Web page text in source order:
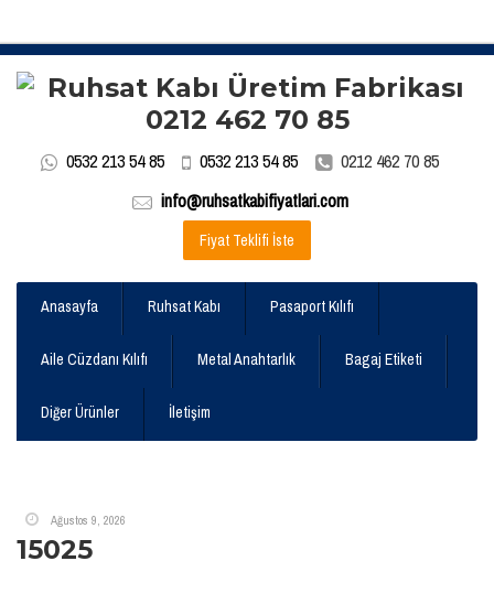
0532 213 54 85 0532 213 54 85
0212 462 70 85
info@ruhsatkabifiyatlari.com
Fiyat Teklifi İste
Anasayfa Ruhsat Kabı Pasaport Kılıfı
Aile Cüzdanı Kılıfı Metal Anahtarlık Bagaj Etiketi
Diğer Ürünler İletişim
Ağustos 9, 2026
15025